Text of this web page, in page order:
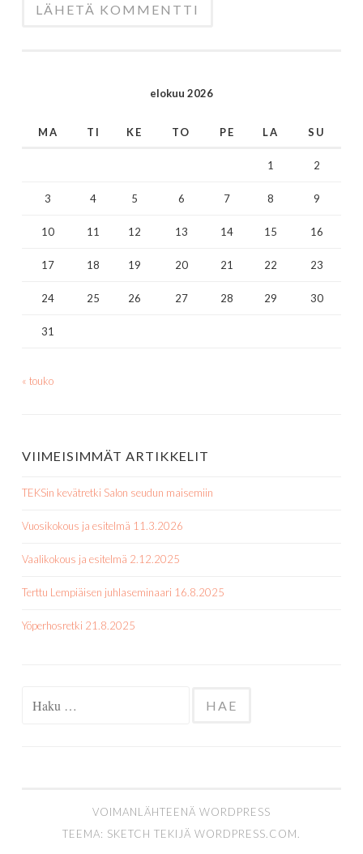
elokuu 2026
MA TI KE TO PE LA SU
1 2
3 4 5 6 7 8 9
10 11 12 13 14 15 16
17 18 19 20 21 22 23
24 25 26 27 28 29 30
31
« touko
VIIMEISIMMÄT ARTIKKELIT
TEKSin kevätretki Salon seudun maisemiin
Vuosikokous ja esitelmä 11.3.2026
Vaalikokous ja esitelmä 2.12.2025
Terttu Lempiäisen juhlaseminaari 16.8.2025
Yöperhosretki 21.8.2025
VOIMANLÄHTEENÄ WORDPRESS
TEEMA: SKETCH TEKIJÄ WORDPRESS.COM.